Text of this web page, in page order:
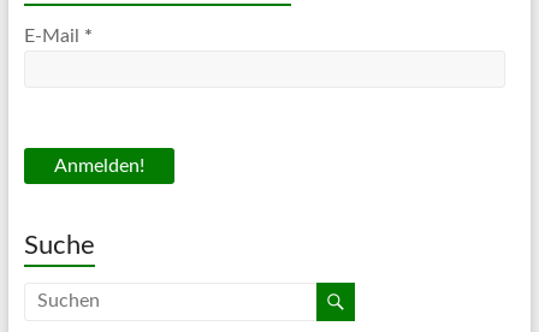
E-Mail *
Suche